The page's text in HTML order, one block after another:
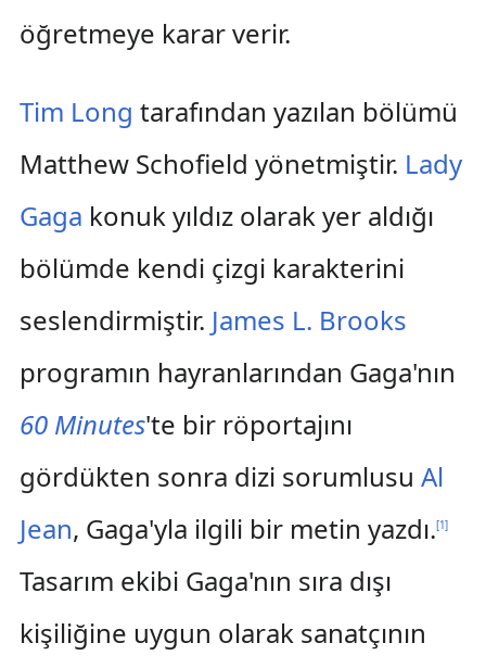
öğretmeye karar verir.
Tim Long tarafından yazılan bölümü
Matthew Schofield yönetmiştir. Lady
Gaga konuk yıldız olarak yer aldığı
bölümde kendi çizgi karakterini
seslendirmiştir. James L. Brooks
programın hayranlarından Gaga'nın
60 Minutes'te bir röportajını
gördükten sonra dizi sorumlusu Al
Jean, Gaga'yla ilgili bir metin yazdı.[1]
Tasarım ekibi Gaga'nın sıra dışı
kişiliğine uygun olarak sanatçının